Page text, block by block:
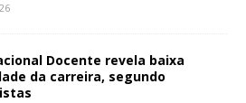
Docente revela baixa
da carreira, segundo